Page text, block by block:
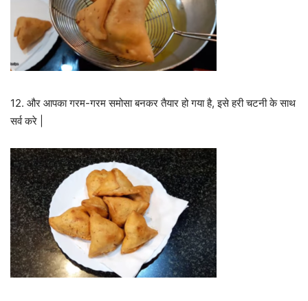
12. और आपका गरम-गरम समोसा बनकर तैयार हो गया है, इसे हरी चटनी के साथ
सर्व करे |